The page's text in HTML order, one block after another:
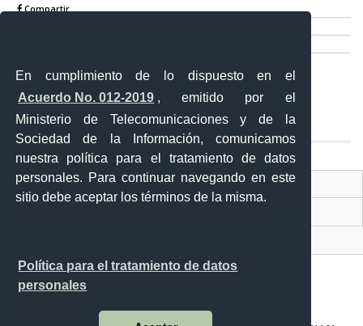
En cumplimiento de lo dispuesto en el
Acuerdo No. 012-2019 , emitido por el
Ministerio de Telecomunicaciones y de la
Sociedad de la Información, comunicamos
nuestra política para el tratamiento de datos
personales. Para continuar navegando en este
sitio debe aceptar los términos de la misma.
Política para el tratamiento de datos
personales
Compartir
Entérate
Contacto Ciudadano Digital